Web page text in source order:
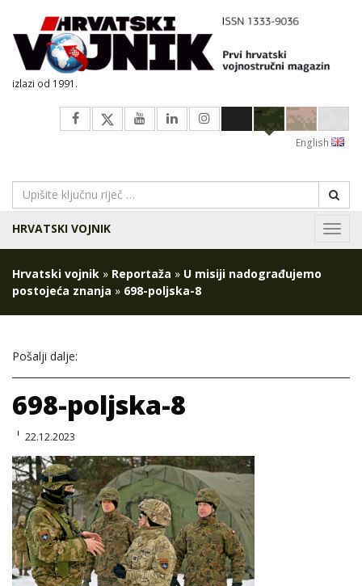
izlazi od 1991.
English
HRVATSKI VOJNIK
Hrvatski vojnik » Reportaža » U misiji nadograđujemo
postojeća znanja » 698-poljska-8
Pošalji dalje:
698-poljska-8
22.12.2023